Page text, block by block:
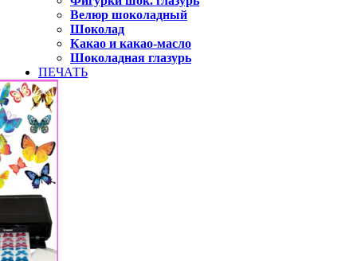
Велюр шоколадный
Шоколад
Какао и какао-масло
Шоколадная глазурь
ПЕЧАТЬ